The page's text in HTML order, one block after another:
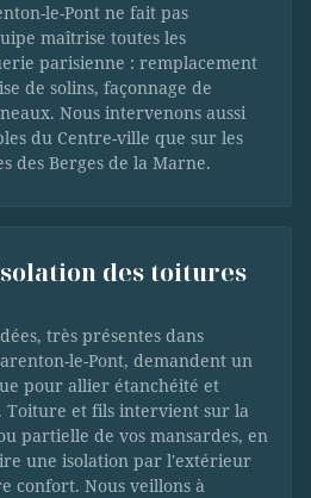
le-Pont ne fait pas
maîtrise toutes les
parisienne : remplacement
de solins, façonnage de
Nous intervenons aussi
du Centre-ville que sur les
des Berges de la Marne.
des toitures
très présentes dans
le-Pont, demandent un
pour allier étanchéité et
Toiture et fils intervient sur la
partielle de vos mansardes, en
une isolation par l'extérieur
confort. Nous veillons à